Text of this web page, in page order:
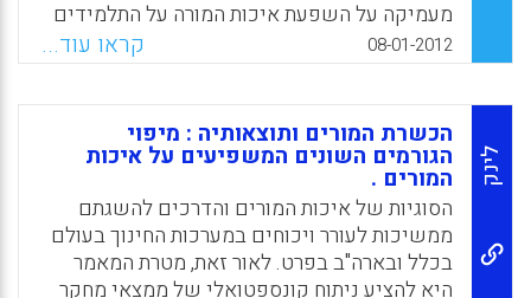
מעמיקה על השפעת איכות המורה על התלמידים
לאורך זמן. במסגרת המחקר, פנו החוקרים לבדוק
את השאלה אם הערך המוסף הוא באמת
אינדיקטור טוב לבדיקת איכ ות המורה. מורה אחד
עלול להעלות ציוני תלמידים באופן מכוון,
בהשפעת הרקע הסיוצו-אקונומי שלהם, או
בהשפעת הרגלי הלימוד הקודמים שלהם –
פרמטרים שקשה להבחין ביניהם.
WhatsApp
Facebook
Email
X
08-01-2012 קראו עוד...
לינק
הכשרת המורים ותוצאותיה : מיפוי
הגורמים השונים המשפיעים על איכות
המורים .
הסוגיות של איכות המורים והדרכים להשגתם
ממשיכות לעורר ויכוחים במערכות החינוך בעולם
בכלל ובארה"ב בפרט. לאור זאת, מטרת המאמר
היא להציע ניתוח קונספטואלי של ממצאי מחקר